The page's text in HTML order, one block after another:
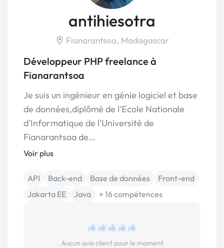
antihiesotra
Fianarantsoa, Madagascar
Développeur PHP freelance à
Fianarantsoa
Je suis un ingénieur en génie logiciel et base
de données,diplômé de l'Ecole Nationale
d'Informatique de l'Université de
Fianarantsoa de…
Voir plus
API Back-end Base de données
Front-end
Jakarta EE
Java + 16 compétences
Aucun avis client pour le moment